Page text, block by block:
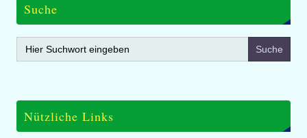
Suche
Search
for:
Nützliche Links